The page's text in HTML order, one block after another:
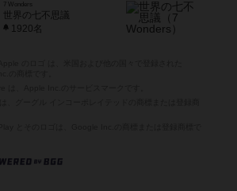
7 Wonders
世界の七不思議
1920名